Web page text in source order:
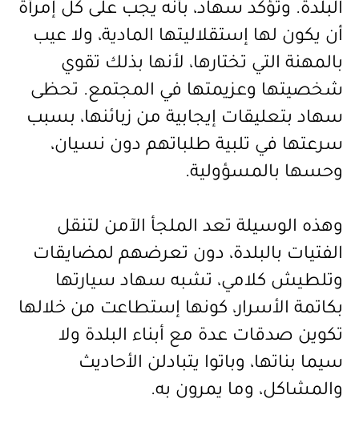
البلدة. وتؤكد سهاد، بأنه يجب على كل إمرأة
أن يكون لها إستقلاليتها المادية، ولا عيب
بالمهنة التي تختارها، لأنها بذلك تقوي
شخصيتها وعزيمتها في المجتمع. تحظى
سهاد بتعليقات إيجابية من زبائنها، بسبب
سرعتها في تلبية طلباتهم دون نسيان،
وحسها بالمسؤولية.
وهذه الوسيلة تعد الملجأ الآمن لتنقل
الفتيات بالبلدة، دون تعرضهم لمضايقات
وتلطيش كلامي، تشبه سهاد سيارتها
بكاتمة الأسرار، كونها إستطاعت من خلالها
تكوين صدقات عدة مع أبناء البلدة ولا
سيما بناتها، وباتوا يتبادلن الأحاديث
والمشاكل، وما يمرون به.